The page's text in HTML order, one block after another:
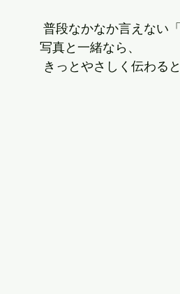
普段なかなか言えない
写真と一緒なら、
きっとやさしく伝わる